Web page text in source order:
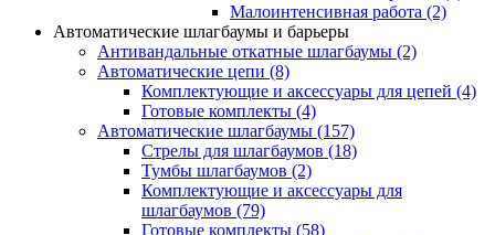
Малоинтенсивная работа (2)
Автоматические шлагбаумы и барьеры
Антивандальные откатные шлагбаумы (2)
Автоматические цепи (8)
Комплектующие и аксессуары для цепей (4)
Готовые комплекты (4)
Автоматические шлагбаумы (157)
Стрелы для шлагбаумов (18)
Тумбы шлагбаумов (2)
Комплектующие и аксессуары для
шлагбаумов (79)
Готовые комплекты (58)